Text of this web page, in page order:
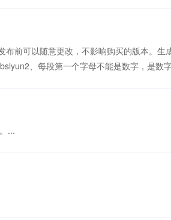
前可以随意更改，不影响购买的版本。生
、每段第一个字母不能是数字，是数
...